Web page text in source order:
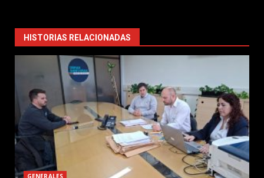
HISTORIAS RELACIONADAS